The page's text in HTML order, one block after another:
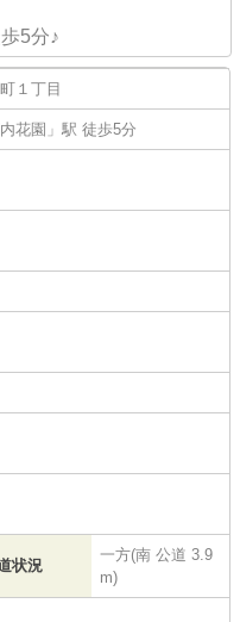
5分♪
１丁目
花園 」駅 徒歩5分
状況
一方(南 公道 3.9
m)